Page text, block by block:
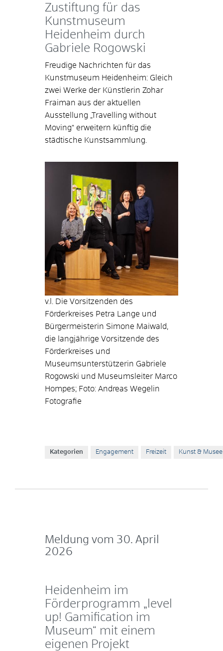
Zustiftung für das
Kunstmuseum
Heidenheim durch
Gabriele Rogowski
Freudige Nachrichten für das
Kunstmuseum Heidenheim: Gleich
zwei Werke der Künstlerin Zohar
Fraiman aus der aktuellen
Ausstellung „Travelling without
Moving“ erweitern künftig die
städtische Kunstsammlung.
v.l. Die Vorsitzenden des
Förderkreises Petra Lange und
Bürgermeisterin Simone Maiwald,
die langjährige Vorsitzende des
Förderkreises und
Museumsunterstützerin Gabriele
Rogowski und Museumsleiter Marco
Hompes; Foto: Andreas Wegelin
Fotografie
Kategorien Engagement Freizeit Kunst &
Meldung vom 30. April
2026
Heidenheim im
Förderprogramm „level
up! Gamification im
Museum“ mit einem
eigenen Projekt